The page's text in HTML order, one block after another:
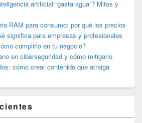
artificial “gasta agua”? Mitos y
RAM para consumo: por qué los precios
significa para empresas y profesionales
cumplirlo en tu negocio?
en ciberseguridad y cómo mitigarlo
cómo crear contenido que atraiga